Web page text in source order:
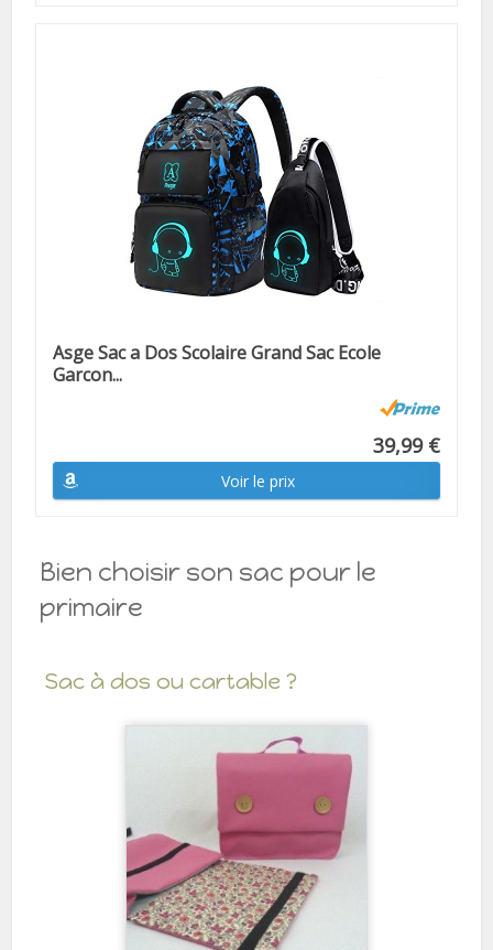
Asge Sac a Dos Scolaire Grand Sac Ecole
Garcon...
39,99 €
Voir le prix
Bien choisir son sac pour le
primaire
Sac à dos ou cartable ?